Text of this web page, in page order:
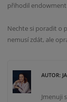
přihodil endowment
Nechte si poradit o
nemusí zdát, ale
AUTOR:
Jmenuji